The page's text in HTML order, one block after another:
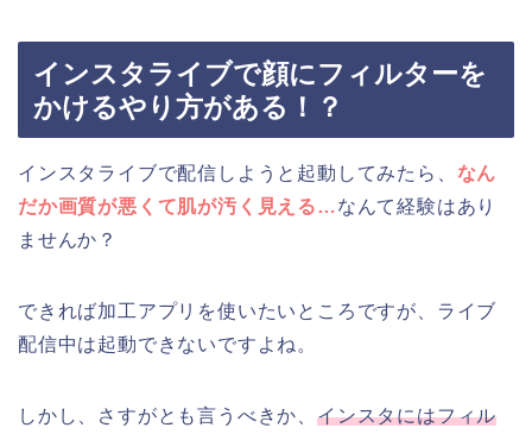
インスタライブで顔にフィルターを
かけるやり方がある！？
インスタライブで配信しようと起動してみたら、 なん
だか画質が悪くて肌が汚く見える…なんて経験はあり
ませんか？
できれば加工アプリを使いたいところですが、ライブ
配信中は起動できないですよね。
しかし、さすがとも言うべきか、インスタにはフィル